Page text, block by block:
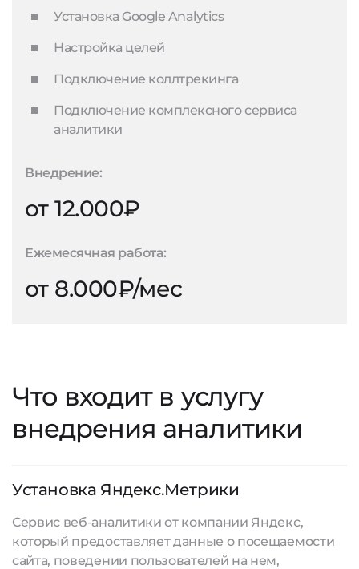
Установка Google Analytics
Настройка целей
Подключение коллтрекинга
Подключение комплексного сервиса
аналитики
Внедрение:
от 12.000₽
Ежемесячная работа:
от 8.000₽/мес
Что входит в услугу
внедрения аналитики
Установка Яндекс.Метрики
Сервис веб-аналитики от компании Яндекс,
который предоставляет данные о посещаемости
сайта, поведении пользователей на нем,